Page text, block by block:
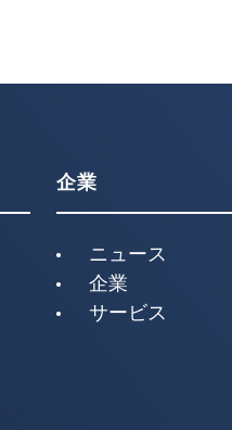
企業
ニュース
企業
サービス